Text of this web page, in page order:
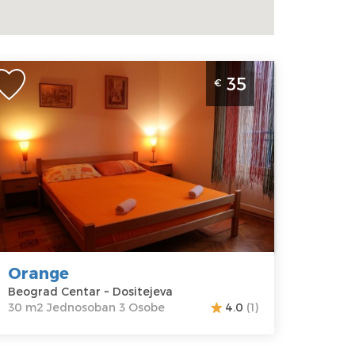
Apartman Orange u Beogradu -
Centar
35 €
Gosti:3
Kvadratura :
30
m2
Struktura :
Jednosoban
€ 35
Orange
Beograd Centar ~ Dositejeva
30 m2 Jednosoban 3 Osobe
4.0 (1)